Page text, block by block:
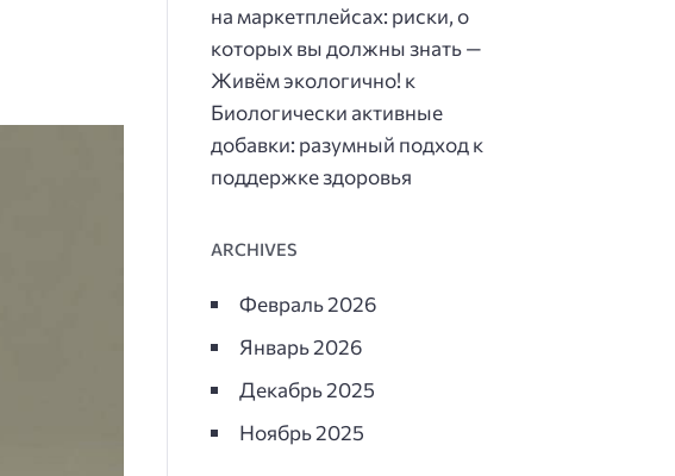
на маркетплейсах: риски, о
которых вы должны знать —
Живём экологично! к
Биологически активные
добавки: разумный подход к
поддержке здоровья
ARCHIVES
Февраль 2026
Январь 2026
Декабрь 2025
Ноябрь 2025